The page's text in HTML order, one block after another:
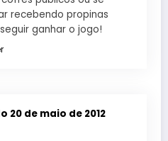
recebendo propinas
ganhar o jogo!
20 de maio de 2012